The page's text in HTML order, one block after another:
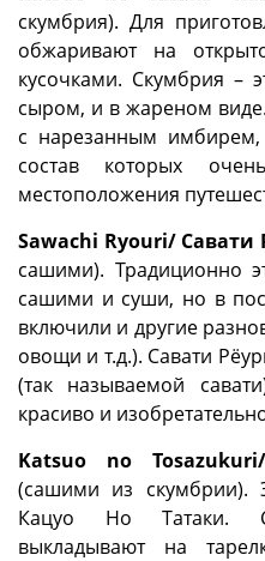
скумбрия). Для
обжаривают на
кусочками. Скумбрия –
сыром, и в жареном
с нарезанным
состав которых
местоположения
Sawachi Ryouri/ Савати
сашими). Традиционно
сашими и суши, но в
включили и другие
овощи и т.д.). Савати
(так называемой
красиво и
Katsuo no
(сашими из
Кацуо Но Татаки.
выкладывают на